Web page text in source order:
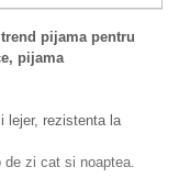
pijama pentru
pijama
lejer, rezistenta la
de zi cat si noaptea.